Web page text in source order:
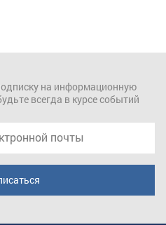
на информационную
всегда в курсе событий